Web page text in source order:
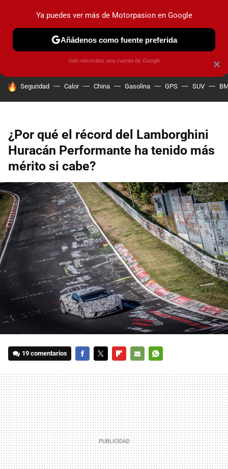
PRUEBAS COCHES ELÉCTRICOS OBSERVATORIO
HOY SE HABLA DE
Seguridad Calor China Gasolina GPS SUV
¿Por qué el récord del Lamborghini
Huracán Performante ha tenido más
mérito si cabe?
19 comentarios
MAIL
×
Ya puedes ver más de Motorpasion en Google
Añádenos como fuente preferida
Solo necesitas una cuenta de Google